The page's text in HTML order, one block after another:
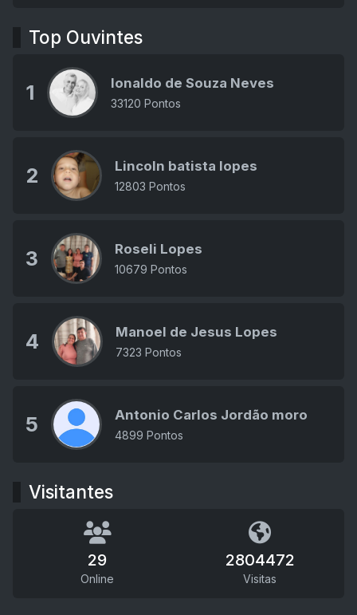
Top Ouvintes
1 Ionaldo de Souza Neves
33120 Pontos
2 Lincoln batista lopes
12803 Pontos
3 Roseli Lopes
10679 Pontos
4 Manoel de Jesus Lopes
7323 Pontos
5 Antonio Carlos Jordão moro
4899 Pontos
Visitantes
29
Online
2804472
Visitas